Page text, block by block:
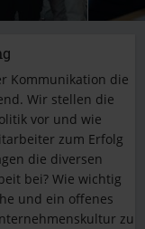
Kommunikation die
Wir stellen die
vor und wie
zum Erfolg
die diversen
bei? Wie wichtig
und ein offenes
zu